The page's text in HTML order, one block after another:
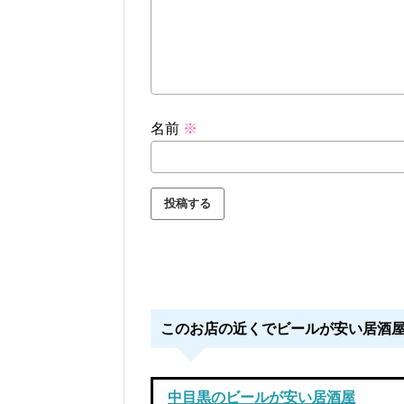
名前 ※
このお店の近くでビールが安い居酒
中目黒のビールが安い居酒屋